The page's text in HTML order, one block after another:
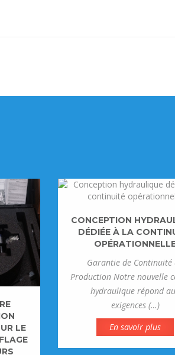
LE
CONCEPTION
DÉDIÉE À LA
Garantie de Continuité
Production Notre nouvelle
hydraulique répond
exigences (…)
En savoir plus